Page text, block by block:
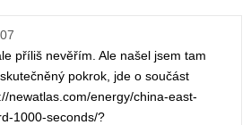
příliš nevěřím. Ale našel jsem tam
pokrok, jde o součást
newatlas.com/energy/china-east-
1000-seconds/?